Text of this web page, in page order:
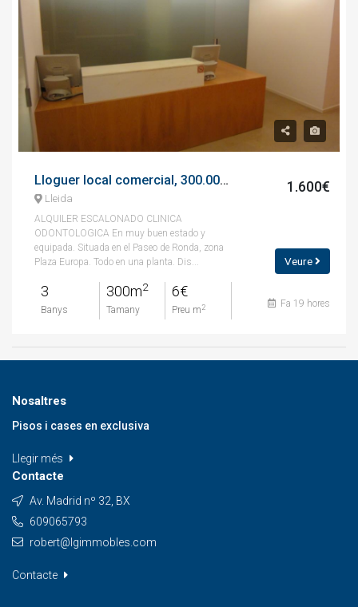
Lloguer local comercial, 300.00 m², paseo gran passeig de ronda, 171
Lleida
ALQUILER ESCALONADO CLINICA
ODONTOLOGICA En muy buen estado y
equipada. Situada en el Paseo de Ronda, zona
Plaza Europa. Todo en una planta. Dis...
3
Banys
300m2
Tamany
6€
Preu m 2
1.600€
Veure
Fa 19 hores
Nosaltres
Pisos i cases en exclusiva
Llegir més
Contacte
Av. Madrid nº 32, BX
609065793
robert@lgimmobles.com
Contacte